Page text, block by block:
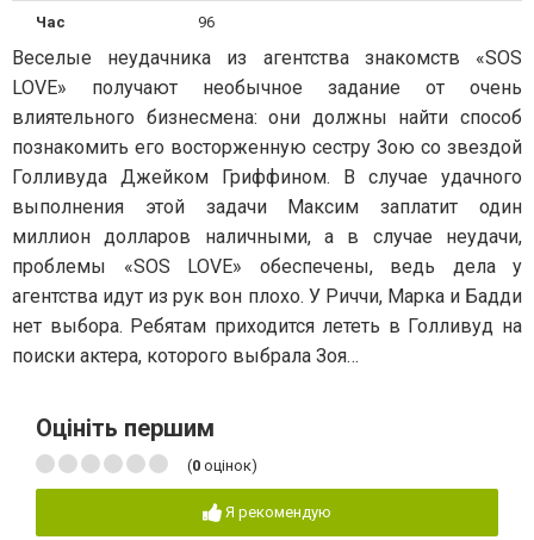
Час 96
Веселые неудачника из агентства знакомств «SOS
LOVE» получают необычное задание от очень
влиятельного бизнесмена: они должны найти способ
познакомить его восторженную сестру Зою со звездой
Голливуда Джейком Гриффином. В случае удачного
выполнения этой задачи Максим заплатит один
миллион долларов наличными, а в случае неудачи,
проблемы «SOS LOVE» обеспечены, ведь дела у
агентства идут из рук вон плохо. У Риччи, Марка и Бадди
нет выбора. Ребятам приходится лететь в Голливуд на
поиски актера, которого выбрала Зоя…
Оцініть першим
(0 оцінок)
Я рекомендую